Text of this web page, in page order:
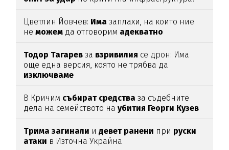
Цветлин Йовчев: Има заплахи, на които ние
неможем да отговорим адекватно
Тодор Тагарев за взривилия се дрон: Има
още една версия, която не трябва да
изключваме
В Кричим събират средства за съдебните
дела на семейството наубития Георги Кузев
Трима загинали идевет ранени при руски
атаки в Източна Украйна